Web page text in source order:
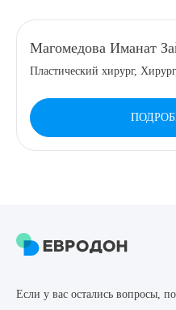
Магомедова Иманат
Пластический хирург,
Если у вас остались вопросы,